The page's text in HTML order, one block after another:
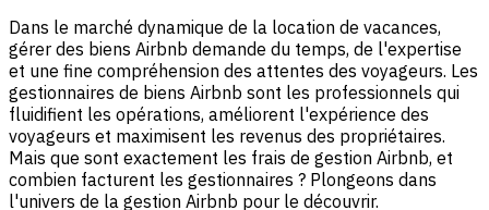
Dans le marché dynamique de la location de vacances,
gérer des biens Airbnb demande du temps, de l'expertise
et une fine compréhension des attentes des voyageurs. Les
gestionnaires de biens Airbnb sont les professionnels qui
fluidifient les opérations, améliorent l'expérience des
voyageurs et maximisent les revenus des propriétaires.
Mais que sont exactement les frais de gestion Airbnb, et
combien facturent les gestionnaires ? Plongeons dans
l'univers de la gestion Airbnb pour le découvrir.